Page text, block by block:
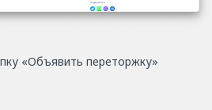
«Объявить переторжку»